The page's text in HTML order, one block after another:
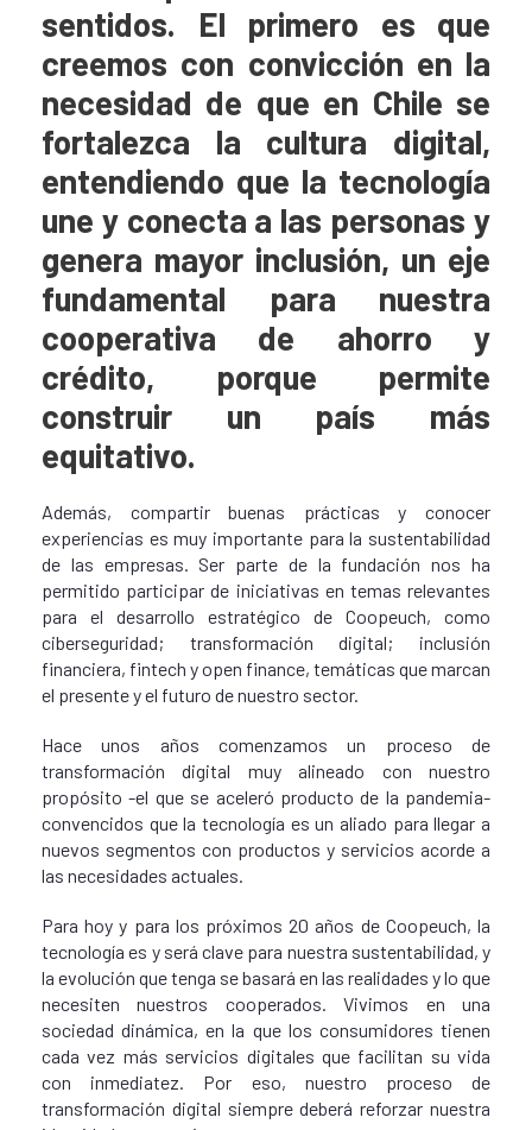
sentidos. El primero es que
creemos con convicción en la
necesidad de que en Chile se
fortalezca la cultura digital,
entendiendo que la tecnología
une y conecta a las personas y
genera mayor inclusión, un eje
fundamental para nuestra
cooperativa de ahorro y
crédito, porque permite
construir un país más
equitativo.
Además, compartir buenas prácticas y conocer
experiencias es muy importante para la sustentabilidad
de las empresas. Ser parte de la fundación nos ha
permitido participar de iniciativas en temas relevantes
para el desarrollo estratégico de Coopeuch, como
ciberseguridad; transformación digital; inclusión
financiera, fintech y open finance, temáticas que marcan
el presente y el futuro de nuestro sector.
Hace unos años comenzamos un proceso de
transformación digital muy alineado con nuestro
propósito -el que se aceleró producto de la pandemia-
convencidos que la tecnología es un aliado para llegar a
nuevos segmentos con productos y servicios acorde a
las necesidades actuales.
Para hoy y para los próximos 20 años de Coopeuch, la
tecnología es y será clave para nuestra sustentabilidad, y
la evolución que tenga se basará en las realidades y lo que
necesiten nuestros cooperados. Vivimos en una
sociedad dinámica, en la que los consumidores tienen
cada vez más servicios digitales que facilitan su vida
con inmediatez. Por eso, nuestro proceso de
transformación digital siempre deberá reforzar nuestra